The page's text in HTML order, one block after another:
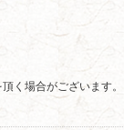
く場合がございます。